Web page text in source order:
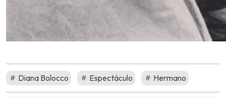
Diana Bolocco Espectáculo Hermano